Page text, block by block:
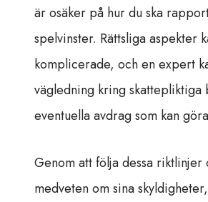
är osäker på hur du ska
spelvinster. Rättsliga aspekter
komplicerade, och en expert
vägledning kring
eventuella avdrag som kan
Genom att följa dessa riktlinjer
medveten om sina